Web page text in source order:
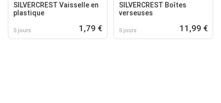
SILVERCREST Vaisselle en
plastique
5 jours 1,79 €
SILVERCREST Boîtes
verseuses
5 jours 11,99 €